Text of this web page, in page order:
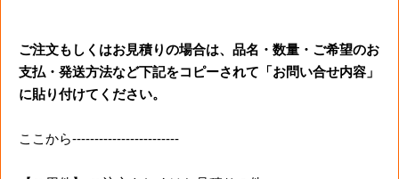
ご注文もしくはお見積りの場合は、品名・数量・ご希望のお
支払・発送方法など下記をコピーされて「お問い合せ内容」
に貼り付けてください。
ここから------------------------